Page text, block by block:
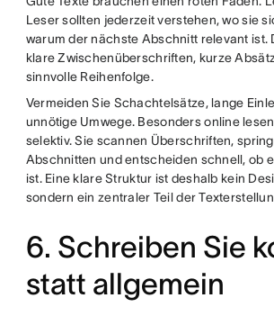
Leser sollten jederzeit verstehen, wo sie
warum der nächste Abschnitt relevant ist.
klare Zwischenüberschriften, kurze
sinnvolle Reihenfolge.
Vermeiden Sie Schachtelsätze, lange
unnötige Umwege. Besonders online
selektiv. Sie scannen Überschriften,
Abschnitten und entscheiden schnell, ob
ist. Eine klare Struktur ist deshalb kein
sondern ein zentraler Teil der
6. Schreiben Sie
statt allgemein